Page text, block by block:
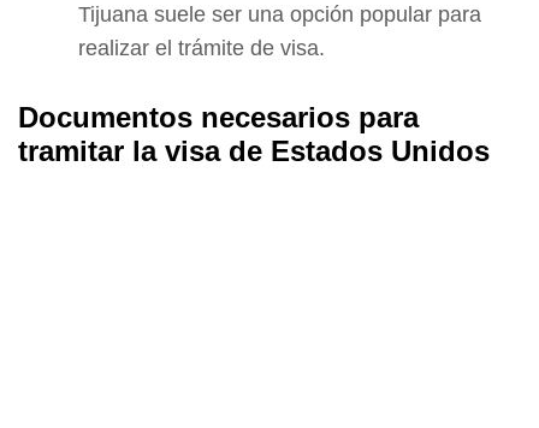
Tijuana suele ser una opción popular para
realizar el trámite de visa.
Documentos necesarios para
tramitar la visa de Estados Unidos